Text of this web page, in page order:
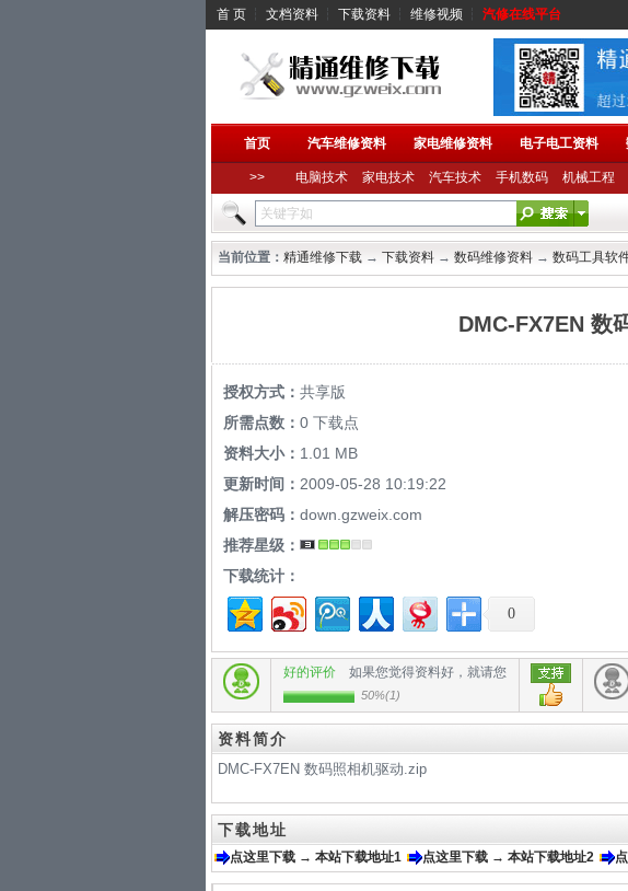
首 页 ┆ 文档资料 ┆ 下载资料 ┆ 维修视频 ┆ 汽修在线平台
首页 汽车维修资料 家电维修资料 电子电工资料
>> 电脑技术 家电技术 汽车技术 手机数码 机械工程
当前位置： 精通维修下载 → 下载资料 → 数码维修资料 → 数码工具软
DMC-FX7EN 数
授权方式： 共享版
所需点数： 0 下载点
资料大小： 1.01 MB
更新时间： 2009-05-28 10:19:22
解压密码： down.gzweix.com
推荐星级：
下载统计：
0
好的评价 如果您觉得资料好，就请您
50%(1)
资料简介
DMC-FX7EN 数码照相机驱动.zip
下载地址
点这里下载 → 本站下载地址1 点这里下载 → 本站下载地址2